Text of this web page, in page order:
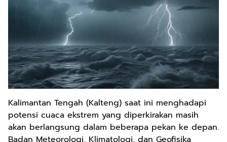
Kalimantan Tengah (Kalteng) saat ini menghadapi
potensi cuaca ekstrem yang diperkirakan masih
akan berlangsung dalam beberapa pekan ke depan.
Badan Meteorologi, Klimatologi, dan Geofisika